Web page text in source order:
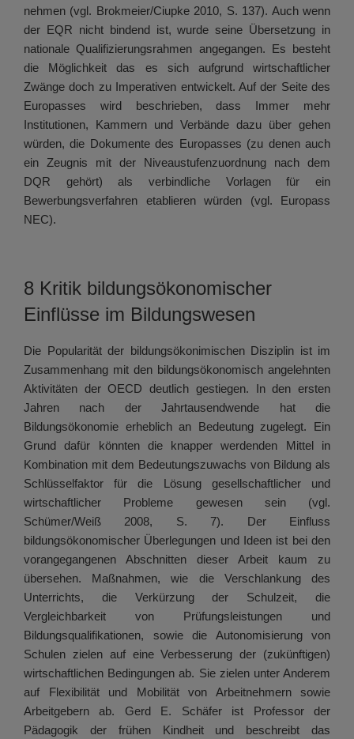
nehmen (vgl. Brokmeier/Ciupke 2010, S. 137). Auch wenn
der EQR nicht bindend ist, wurde seine Übersetzung in
nationale Qualifizierungsrahmen angegangen. Es besteht
die Möglichkeit das es sich aufgrund wirtschaftlicher
Zwänge doch zu Imperativen entwickelt. Auf der Seite des
Europasses wird beschrieben, dass Immer mehr
Institutionen, Kammern und Verbände dazu über gehen
würden, die Dokumente des Europasses (zu denen auch
ein Zeugnis mit der Niveaustufenzuordnung nach dem
DQR gehört) als verbindliche Vorlagen für ein
Bewerbungsverfahren etablieren würden (vgl. Europass
NEC).
8 Kritik bildungsökonomischer
Einflüsse im Bildungswesen
Die Popularität der bildungsökonimischen Disziplin ist im
Zusammenhang mit den bildungsökonomisch angelehnten
Aktivitäten der OECD deutlich gestiegen. In den ersten
Jahren nach der Jahrtausendwende hat die
Bildungsökonomie erheblich an Bedeutung zugelegt. Ein
Grund dafür könnten die knapper werdenden Mittel in
Kombination mit dem Bedeutungszuwachs von Bildung als
Schlüsselfaktor für die Lösung gesellschaftlicher und
wirtschaftlicher Probleme gewesen sein (vgl.
Schümer/Weiß 2008, S. 7). Der Einfluss
bildungsökonomischer Überlegungen und Ideen ist bei den
vorangegangenen Abschnitten dieser Arbeit kaum zu
übersehen. Maßnahmen, wie die Verschlankung des
Unterrichts, die Verkürzung der Schulzeit, die
Vergleichbarkeit von Prüfungsleistungen und
Bildungsqualifikationen, sowie die Autonomisierung von
Schulen zielen auf eine Verbesserung der (zukünftigen)
wirtschaftlichen Bedingungen ab. Sie zielen unter Anderem
auf Flexibilität und Mobilität von Arbeitnehmern sowie
Arbeitgebern ab. Gerd E. Schäfer ist Professor der
Pädagogik der frühen Kindheit und beschreibt das